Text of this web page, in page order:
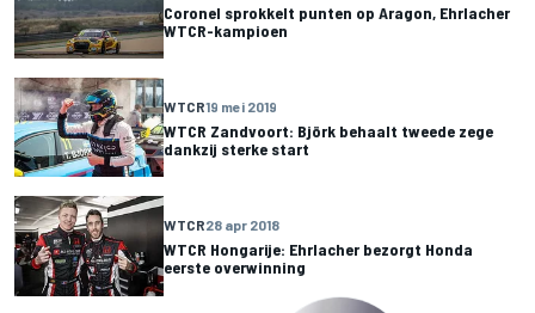
Coronel sprokkelt punten op Aragon, Ehrlacher
WTCR-kampioen
WTCR19 mei 2019
WTCR Zandvoort: Björk behaalt tweede zege
dankzij sterke start
WTCR28 apr 2018
WTCR Hongarije: Ehrlacher bezorgt Honda
eerste overwinning